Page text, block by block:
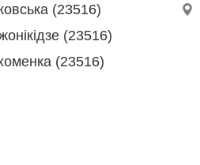
(23516)
(23516)
(23516)